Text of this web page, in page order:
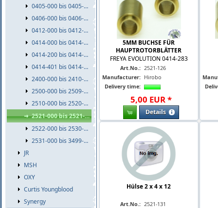
0405-000 bis 0405-999
0406-000 bis 0406-999
0412-000 bis 0412-999
0414-000 bis 0414-199
0414-200 bis 0414-400
0414-401 bis 0414-999
2400-000 bis 2410-999
2500-000 bis 2509-999
2510-000 bis 2520-999
2521-000 bis 2521-999
2522-000 bis 2530-999
2531-000 bis 3499-999
JR
MSH
OXY
Curtis Youngblood
Synergy
5MM BUCHSE FÜR
HAUPTROTORBLÄTTER
FREYA EVOLUTION 0414-283
Art.No.: 2521-126
Manufacturer: Hirobo
Delivery time:
5,00 EUR*
Details
Hülse 2 x 4 x 12
Art.No.: 2521-131